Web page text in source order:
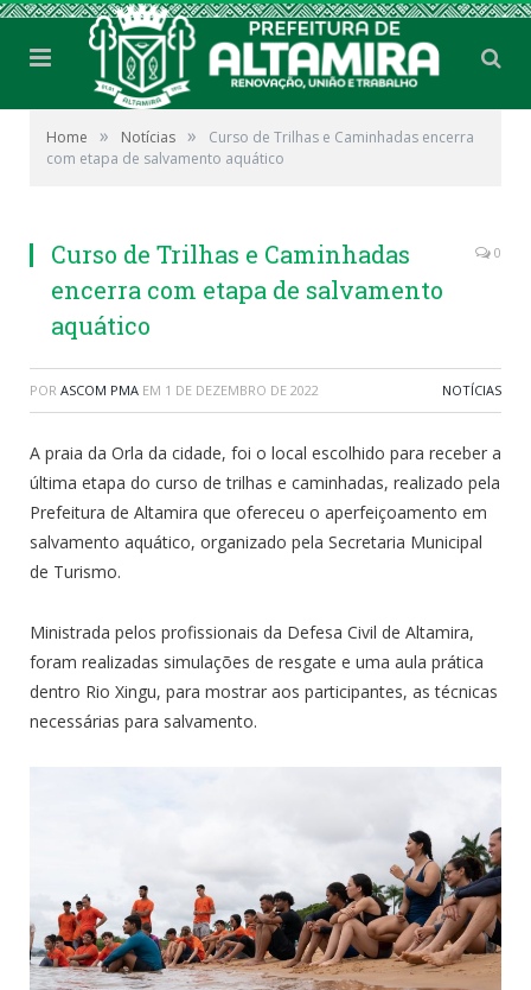
Home » Notícias »
Curso de Trilhas e Caminhadas encerra
com etapa de salvamento aquático
Curso de Trilhas e Caminhadas
encerra com etapa de salvamento
aquático
0
POR ASCOM PMA EM 1 DE DEZEMBRO DE 2022 NOTÍCIAS
A praia da Orla da cidade, foi o local escolhido para receber a
última etapa do curso de trilhas e caminhadas, realizado pela
Prefeitura de Altamira que ofereceu o aperfeiçoamento em
salvamento aquático, organizado pela Secretaria Municipal
de Turismo.
Ministrada pelos profissionais da Defesa Civil de Altamira,
foram realizadas simulações de resgate e uma aula prática
dentro Rio Xingu, para mostrar aos participantes, as técnicas
necessárias para salvamento.